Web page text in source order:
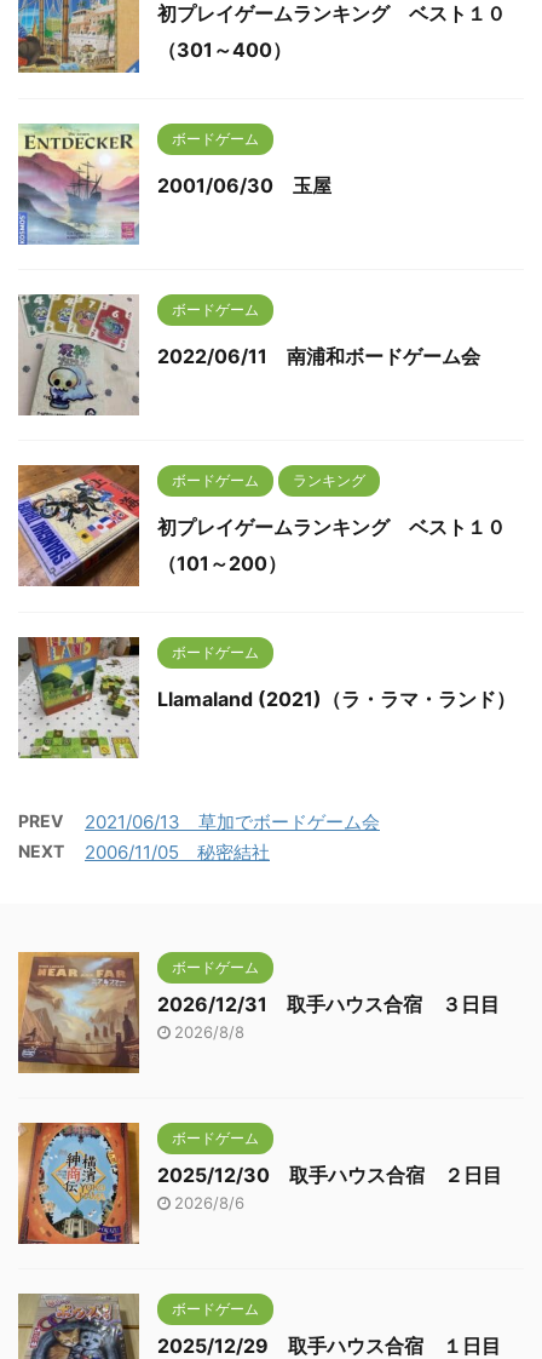
初プレイゲームランキング ベスト１０
（301～400）
ボードゲーム
2001/06/30 玉屋
ボードゲーム
2022/06/11 南浦和ボードゲーム会
ボードゲーム ランキング
初プレイゲームランキング ベスト１０
（101～200）
ボードゲーム
Llamaland (2021)（ラ・ラマ・ランド）
PREV 2021/06/13 草加でボードゲーム会
NEXT 2006/11/05 秘密結社
ボードゲーム
2026/12/31 取手ハウス合宿 ３日目
2026/8/8
ボードゲーム
2025/12/30 取手ハウス合宿 ２日目
2026/8/6
ボードゲーム
2025/12/29 取手ハウス合宿 １日目